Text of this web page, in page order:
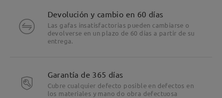
Devolución y cambio en 60 días
Las gafas insatisfactorias pueden cambiarse o
devolverse en un plazo de 60 días a partir de su
entrega.
Garantía de 365 días
Cubre cualquier defecto posible en defectos en
los materiales y mano do obra defectuosa